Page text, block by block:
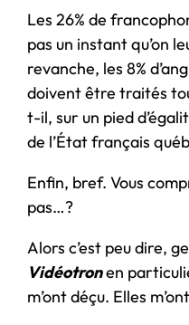
Les 26% de
pas un instant qu’on
revanche, les 8%
doivent être traités
t-il, sur un pied
de l’État français
Enfin, bref. Vous
pas…?
Alors c’est peu dire,
Vidéotronen
m’ont déçu. Elles